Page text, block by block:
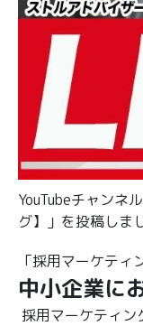
YouTubeチャンネ
グ】」を投稿しま
「採用マーケティ
中小企業に
採用マーケティン